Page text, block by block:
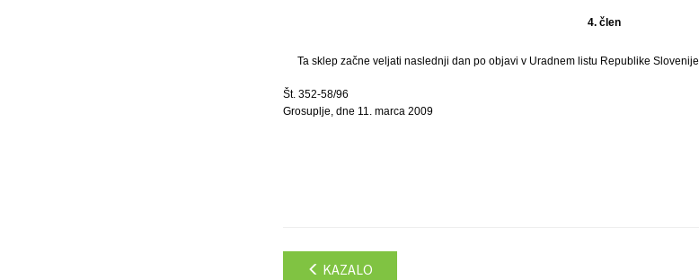
4. člen
Ta sklep začne veljati naslednji dan po objavi v Uradnem listu Republike Slovenije.
Št. 352-58/96
Grosuplje, dne 11. marca 2009
KAZALO